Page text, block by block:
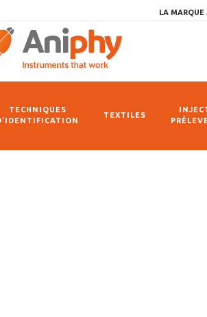
LA MARQUE
TECHNIQUES
TEXTILES